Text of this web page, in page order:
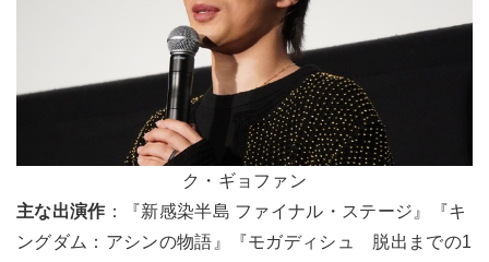
ク・ギョファン
主な出演作 ：『新感染半島 ファイナル・ステージ』『キ
ングダム：アシンの物語』『モガディシュ 脱出までの1